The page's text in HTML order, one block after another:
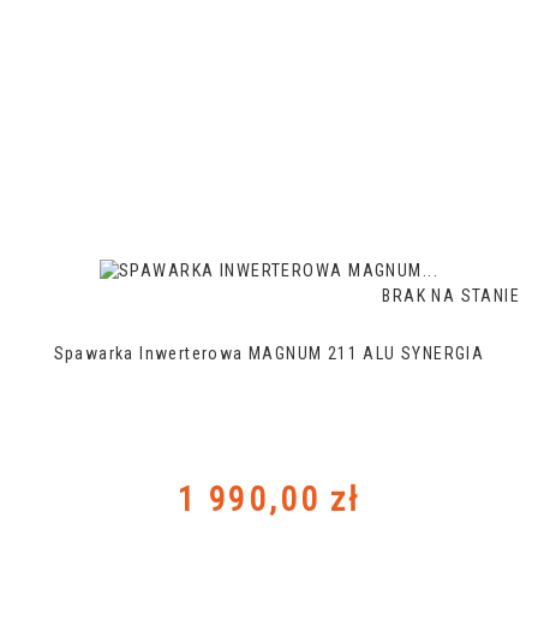
BRAK NA STANIE
Spawarka Inwerterowa MAGNUM 211 ALU SYNERGIA
Cena
1 990,00 zł